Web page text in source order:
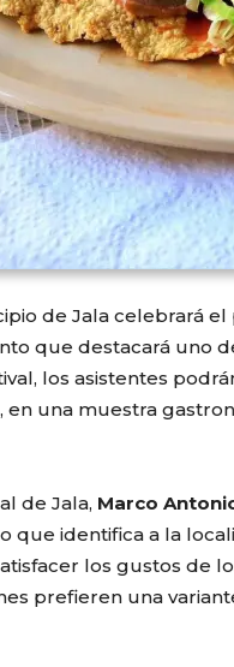
de Jala celebrará
que destacará uno
los asistentes
en una muestra
de Jala, Marco
que identifica a la
los gustos de
prefieren una